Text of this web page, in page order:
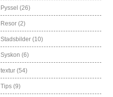
Pyssel (26)
Resor (2)
Stadsbilder (10)
Syskon (6)
textur (54)
Tips (9)